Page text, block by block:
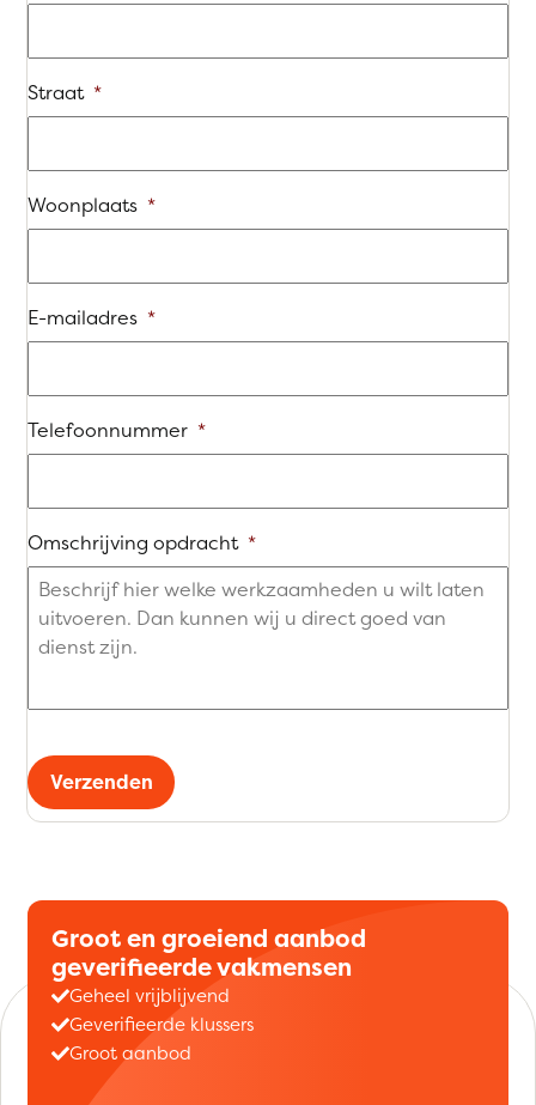
Straat *
Woonplaats *
E-mailadres *
Telefoonnummer *
Omschrijving opdracht *
Verzenden
Groot en groeiend aanbod
geverifieerde vakmensen
Geheel vrijblijvend
Geverifieerde klussers
Groot aanbod